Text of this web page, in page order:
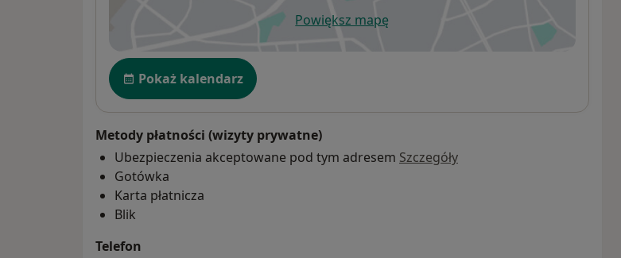
Powiększ mapęotwiera się w nowej karcie
Dostępność
Pokaż kalendarz
Metody płatności (wizyty prywatne)
Ubezpieczenia akceptowane pod tym adresem Szczegóły
Gotówka
Karta płatnicza
Blik
Telefon